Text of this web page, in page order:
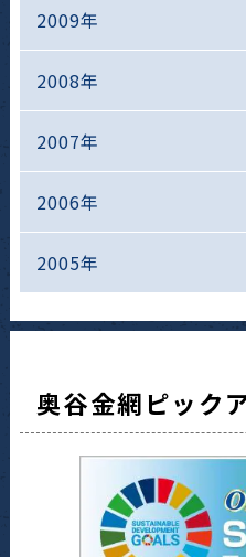
2009年
2008年
2007年
2006年
2005年
奥谷金網ピック